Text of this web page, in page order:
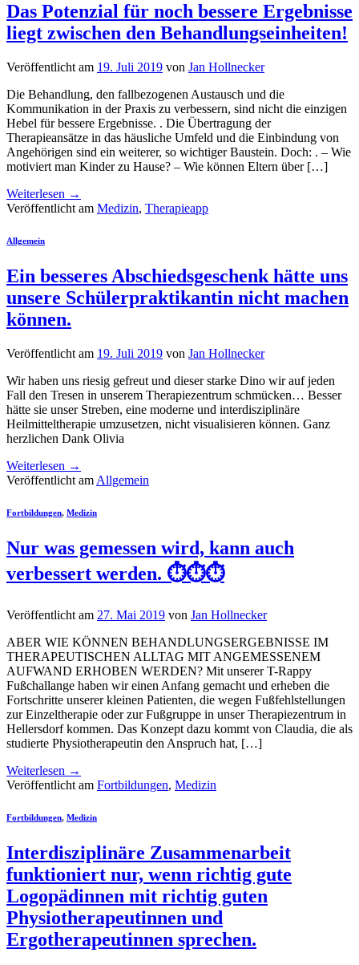
Das Potenzial für noch bessere Ergebnisse
liegt zwischen den Behandlungseinheiten!
Veröffentlicht am 19. Juli 2019 von Jan Hollnecker
Die Behandlung, den fallbezogenen Austausch und die
Kommunikation in der Praxis zu verbessern, sind nicht die einzigen
Hebel für bessere Ergebnisse. . Die Übertragung der
Therapieansätze in das häusliche Umfeld und die Einbindung von
Angehörigen sind ein weiterer, so wichtiger Baustein. Doch: . – Wie
motiviert man Kinder zu Hause? – Wie können Eltern über […]
Weiterlesen →
Veröffentlicht am Medizin, Therapieapp
Allgemein
Ein besseres Abschiedsgeschenk hätte uns
unsere Schülerpraktikantin nicht machen
können.
Veröffentlicht am 19. Juli 2019 von Jan Hollnecker
Wir haben uns riesig gefreut und dieser starke Dino wir auf jeden
Fall den Tresen in unserem Therapiezentrum schmücken… Besser
hätte sie unser Streben, eine moderne und interdisziplinäre
Heilmitteltherapie umzusetzen, nicht visualisieren können. Ganz
herzlichen Dank Olivia
Weiterlesen →
Veröffentlicht am Allgemein
Fortbildungen, Medizin
Nur was gemessen wird, kann auch
verbessert werden. ⏱⏱⏱
Veröffentlicht am 27. Mai 2019 von Jan Hollnecker
ABER WIE KÖNNEN BEHANDLUNGSERGEBNISSE IM
THERAPEUTISCHEN ALLTAG MIT ANGEMESSENEM
AUFWAND ERHOBEN WERDEN? Mit unserer T-Rappy
Fußchallange haben wir einen Anfang gemacht und erheben die
Fortschritte unserer kleinen Patienten, die wegen Fußfehlstellungen
zur Einzeltherapie oder zur Fußgruppe in unser Therapiezentrum in
Hellersdorf kommen. Das Konzept dazu kommt von Claudia, die als
studierte Physiotherapeutin den Anspruch hat, […]
Weiterlesen →
Veröffentlicht am Fortbildungen, Medizin
Fortbildungen, Medizin
Interdisziplinäre Zusammenarbeit
funktioniert nur, wenn richtig gute
Logopädinnen mit richtig guten
Physiotherapeutinnen und
Ergotherapeutinnen sprechen.